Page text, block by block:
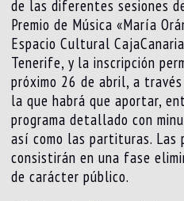
de las diferentes sesiones
Premio de Música «María
Espacio Cultural
Tenerife, y la inscripción
próximo 26 de abril, a
la que habrá que aportar,
programa detallado con
así como las partituras. Las
consistirán en una fase
de carácter público.